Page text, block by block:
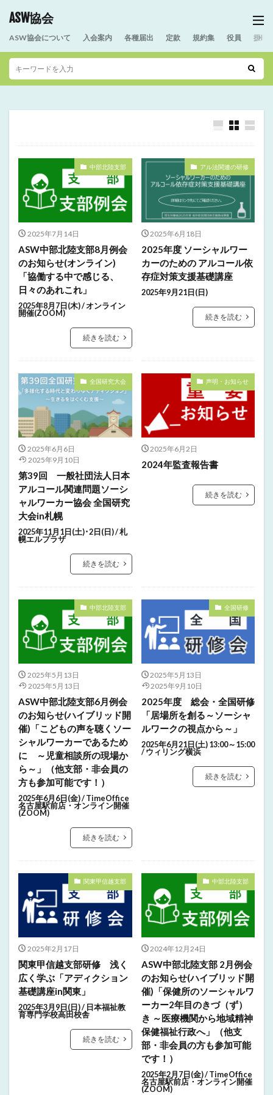
ASW協会
ASW協会について 入会案内 各種届出 定款 規約集 役員 援助
中部北陸支部
2025年7月14日
ASW中部北陸支部8月例会
のお知らせ(オンライン)
「協働する中で感じる、
日々のあれこれ」
2025年8月7日(木) / オンライン
開催(ZOOM)
続きを読む
アル法関連の研修
2025年6月18日
2025年度 ソーシャルワー
カーのための アルコール依
存症対策支援基礎講座
2025年9月21日(日)
続きを読む
全国研究大会
2025年6月6日
2025年9月10日
第39回 一般社団法人日本
アルコール関連問題ソーシ
ャルワーカー協会 全国研究
大会in札幌
2025年11月1日(土)･2日(日) / 札
幌エルプラザ
続きを読む
声明・お知らせ
2025年6月2日
2024年監査報告書
続きを読む
中部北陸支部
2025年5月13日
2025年5月13日
ASW中部北陸支部6月例会
のお知らせ(ハイブリッド開
催)「こどもの声を聴くソー
シャルワーカーであるため
に ～児童相談所の現場か
ら～」（他支部・非会員の
方も参加可能です！）
2025年6月6日(金) / TimeOffice
名古屋駅前店・オンライン開催
(ZOOM)
続きを読む
全国研修
2025年5月13日
2025年9月10日
2025年度 総会・全国研修
「居場所を創る～ソーシャ
ルワークの視点から～」
2025年6月21日(土) 13:00～15:00
/ ウィリング横浜
続きを読む
関東甲信越支部
2025年2月17日
関東甲信越支部研修 浅く
広く学ぶ「アディクション
基礎講座in関東」
2025年3月9日(日) / 日本福祉教
育専門学校高田校舎
続きを読む
中部北陸支部
2024年12月24日
ASW中部北陸支部 2月例会
のお知らせ(ハイブリッド開
催)「保健所のソーシャルワ
ーカー2年目のきづ（ず）
き ～医療機関から地域精神
保健福祉行政へ」（他支
部・非会員の方も参加可能
です！）
2025年2月7日(金) / TimeOffice
名古屋駅前店・オンライン開催
(ZOOM)